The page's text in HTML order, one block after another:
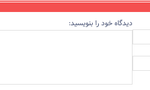
دیدگاه خود را بنویسید: